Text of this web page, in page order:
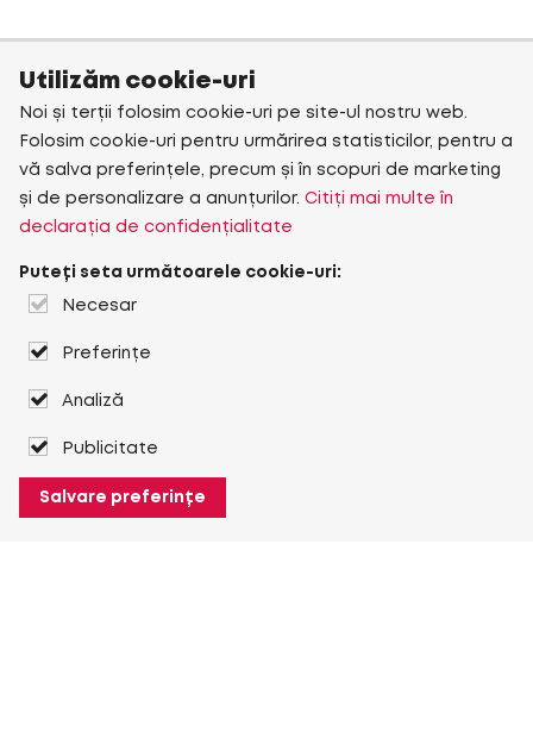
Utilizăm cookie-uri
Noi și terții folosim cookie-uri pe site-ul nostru web.
Folosim cookie-uri pentru urmărirea statisticilor, pentru a
vă salva preferințele, precum și în scopuri de marketing
și de personalizare a anunțurilor. Citiți mai multe în
declarația de confidențialitate
Puteți seta următoarele cookie-uri:
Necesar
Preferințe
Analiză
Publicitate
Salvare preferințe